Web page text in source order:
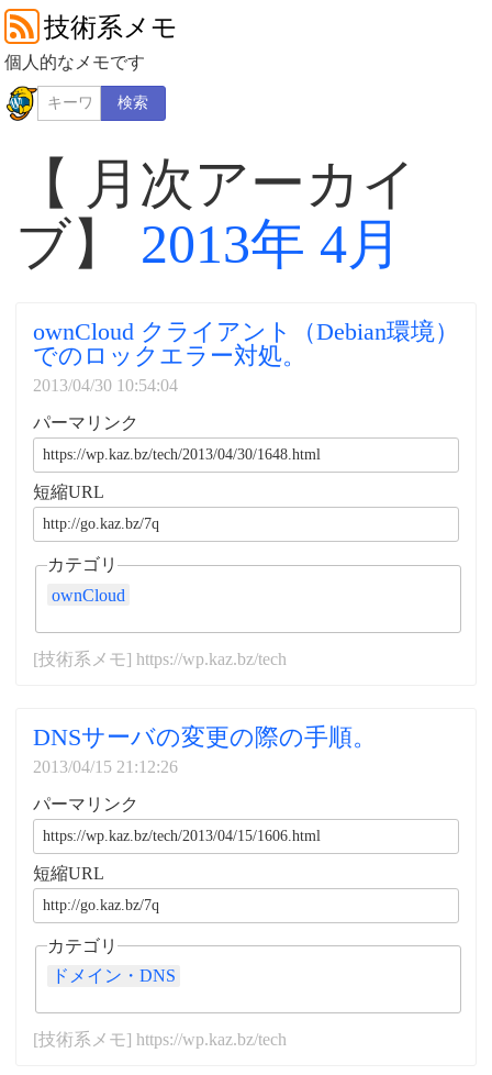
技術系メモ
個人的なメモです
検索
【 月次アーカイ
ブ】 2013年 4月
ownCloud クライアント（Debian環境）
でのロックエラー対処。
2013/04/30 10:54:04
パーマリンク
短縮URL
カテゴリ
ownCloud
[技術系メモ] https://wp.kaz.bz/tech
DNSサーバの変更の際の手順。
2013/04/15 21:12:26
パーマリンク
短縮URL
カテゴリ
ドメイン・DNS
[技術系メモ] https://wp.kaz.bz/tech